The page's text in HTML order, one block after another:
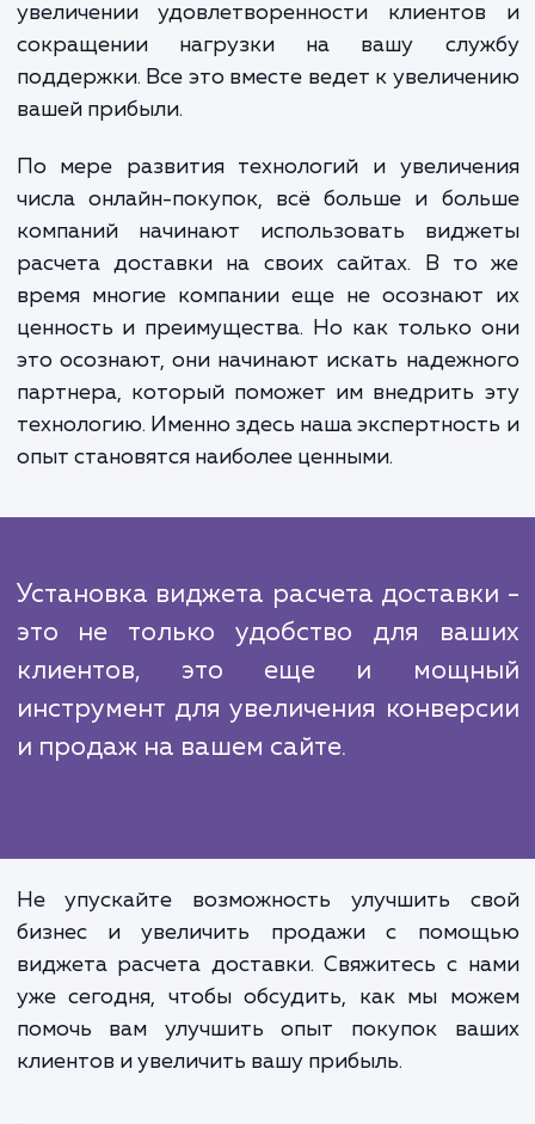
обнаружения любых ошибок или
немедленно их устраняем. Наконец, после
как виджет полностью готов и
помогаем вам в его внедрении,
обучение вашего персонала работе с
предоставление технической
случае возникновения проблем.
Возможные преимущества достижения
услуги заключаются в увеличении
увеличении удовлетворенности
сокращении нагрузки на вашу
поддержки. Все это вместе ведет к
числа онлайн-покупок, всё больше и
компаний начинают использовать
расчета доставки на своих сайтах. В
время многие компании еще не
ценность и преимущества. Но как только
это осознают, они начинают искать
опыт становятся наиболее ценными.
Установка виджета расчета
это не только удобство для